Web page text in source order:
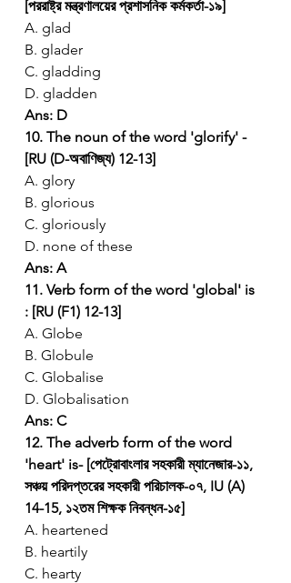
[পররাষ্ট্র মন্ত্রণালয়ের প্রশাসনিক কর্মকর্তা-১৯]
A. glad
B. glader
C. gladding
D. gladden
Ans: D
10. The noun of the word 'glorify' -
[RU (D-অবাণিজ্য) 12-13]
A. glory
B. glorious
C. gloriously
D. none of these
Ans: A
11. Verb form of the word 'global' is
: [RU (F1) 12-13]
A. Globe
B. Globule
C. Globalise
D. Globalisation
Ans: C
12. The adverb form of the word
'heart' is- [পেট্রোবাংলার সহকারী ম্যানেজার-১১,
সঞ্চয় পরিদপ্তরের সহকারী পরিচালক-০৭, IU (A)
14-15, ১২তম শিক্ষক নিবন্ধন-১৫]
A. heartened
B. heartily
C. hearty